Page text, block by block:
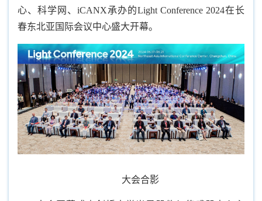
心、科学网、iCANX承办的Light Conference 2024在长
春东北亚国际会议中心盛大开幕。
大会合影